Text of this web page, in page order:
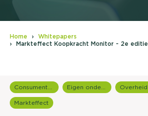
Home
Whitepapers
Markteffect Koopkracht Monitor - 2e editie
Consumentenonderzoek Eigen onderzoeken
Markteffect